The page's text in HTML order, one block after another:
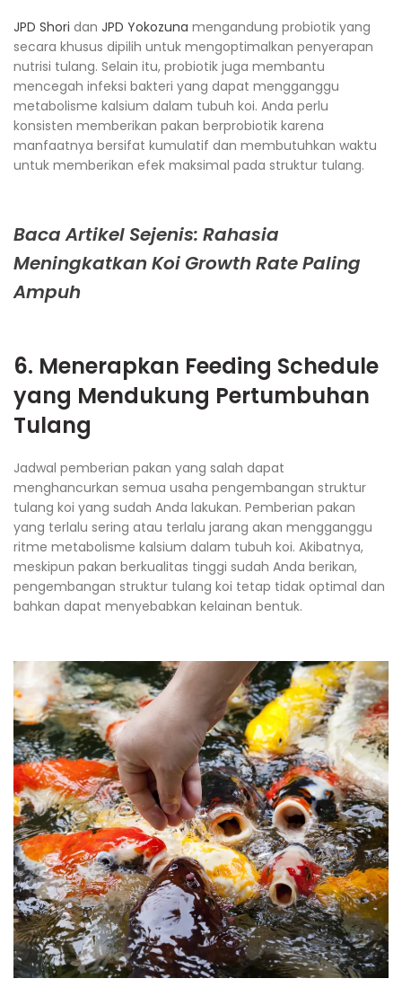
JPD Shori dan JPD Yokozuna mengandung probiotik yang
secara khusus dipilih untuk mengoptimalkan penyerapan
nutrisi tulang. Selain itu, probiotik juga membantu
mencegah infeksi bakteri yang dapat mengganggu
metabolisme kalsium dalam tubuh koi. Anda perlu
konsisten memberikan pakan berprobiotik karena
manfaatnya bersifat kumulatif dan membutuhkan waktu
untuk memberikan efek maksimal pada struktur tulang.
Baca Artikel Sejenis: Rahasia
Meningkatkan Koi Growth Rate Paling
Ampuh
6. Menerapkan Feeding Schedule
yang Mendukung Pertumbuhan
Tulang
Jadwal pemberian pakan yang salah dapat
menghancurkan semua usaha pengembangan struktur
tulang koi yang sudah Anda lakukan. Pemberian pakan
yang terlalu sering atau terlalu jarang akan mengganggu
ritme metabolisme kalsium dalam tubuh koi. Akibatnya,
meskipun pakan berkualitas tinggi sudah Anda berikan,
pengembangan struktur tulang koi tetap tidak optimal dan
bahkan dapat menyebabkan kelainan bentuk.